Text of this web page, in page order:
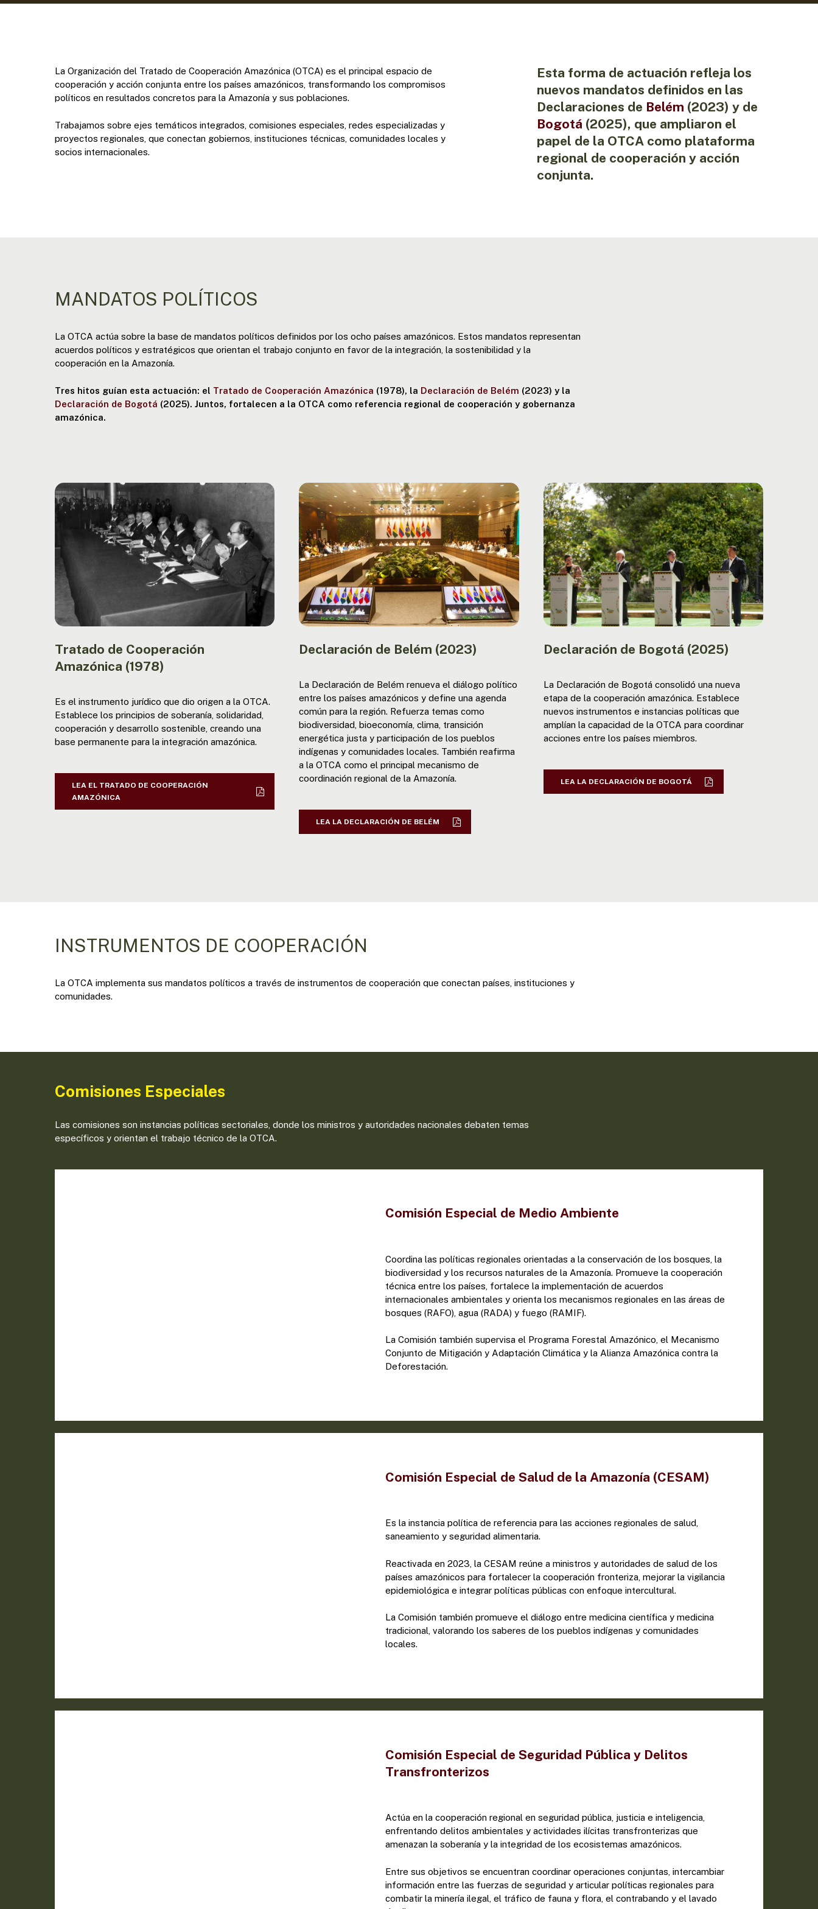
La Organización del Tratado de Cooperación Amazónica (OTCA) es el principal espacio de
cooperación y acción conjunta entre los países amazónicos, transformando los compromisos
políticos en resultados concretos para la Amazonía y sus poblaciones.
Trabajamos sobre ejes temáticos integrados, comisiones especiales, redes especializadas y
proyectos regionales, que conectan gobiernos, instituciones técnicas, comunidades locales y
socios internacionales.
Esta forma de actuación refleja los
nuevos mandatos definidos en las
Declaraciones de Belém (2023) y de
Bogotá (2025), que ampliaron el
papel de la OTCA como plataforma
regional de cooperación y acción
conjunta.
MANDATOS POLÍTICOS
La OTCA actúa sobre la base de mandatos políticos definidos por los ocho países amazónicos. Estos mandatos representan
acuerdos políticos y estratégicos que orientan el trabajo conjunto en favor de la integración, la sostenibilidad y la
cooperación en la Amazonía.
Tres hitos guían esta actuación: el Tratado de Cooperación Amazónica (1978), la Declaración de Belém (2023) y la
Declaración de Bogotá (2025). Juntos, fortalecen a la OTCA como referencia regional de cooperación y gobernanza
amazónica.
Tratado de Cooperación
Amazónica (1978)
Es el instrumento jurídico que dio origen a la OTCA.
Establece los principios de soberanía, solidaridad,
cooperación y desarrollo sostenible, creando una
base permanente para la integración amazónica.
LEA EL TRATADO DE COOPERACIÓN
AMAZÓNICA
Declaración de Belém (2023)
La Declaración de Belém renueva el diálogo político
entre los países amazónicos y define una agenda
común para la región. Refuerza temas como
biodiversidad, bioeconomía, clima, transición
energética justa y participación de los pueblos
indígenas y comunidades locales. También reafirma
a la OTCA como el principal mecanismo de
coordinación regional de la Amazonía.
LEA LA DECLARACIÓN DE BELÉM
Declaración de Bogotá (2025)
La Declaración de Bogotá consolidó una nueva
etapa de la cooperación amazónica. Establece
nuevos instrumentos e instancias políticas que
amplían la capacidad de la OTCA para coordinar
acciones entre los países miembros.
LEA LA DECLARACIÓN DE BOGOTÁ
INSTRUMENTOS DE COOPERACIÓN
La OTCA implementa sus mandatos políticos a través de instrumentos de cooperación que conectan países, instituciones y
comunidades.
Comisiones Especiales
Las comisiones son instancias políticas sectoriales, donde los ministros y autoridades nacionales debaten temas
específicos y orientan el trabajo técnico de la OTCA.
Comisión Especial de Medio Ambiente
Coordina las políticas regionales orientadas a la conservación de los bosques, la
biodiversidad y los recursos naturales de la Amazonía. Promueve la cooperación
técnica entre los países, fortalece la implementación de acuerdos
internacionales ambientales y orienta los mecanismos regionales en las áreas de
bosques (RAFO), agua (RADA) y fuego (RAMIF).
La Comisión también supervisa el Programa Forestal Amazónico, el Mecanismo
Conjunto de Mitigación y Adaptación Climática y la Alianza Amazónica contra la
Deforestación.
Comisión Especial de Salud de la Amazonía (CESAM)
Es la instancia política de referencia para las acciones regionales de salud,
saneamiento y seguridad alimentaria.
Reactivada en 2023, la CESAM reúne a ministros y autoridades de salud de los
países amazónicos para fortalecer la cooperación fronteriza, mejorar la vigilancia
epidemiológica e integrar políticas públicas con enfoque intercultural.
La Comisión también promueve el diálogo entre medicina científica y medicina
tradicional, valorando los saberes de los pueblos indígenas y comunidades
locales.
Comisión Especial de Seguridad Pública y Delitos
Transfronterizos
Actúa en la cooperación regional en seguridad pública, justicia e inteligencia,
enfrentando delitos ambientales y actividades ilícitas transfronterizas que
amenazan la soberanía y la integridad de los ecosistemas amazónicos.
Entre sus objetivos se encuentran coordinar operaciones conjuntas, intercambiar
información entre las fuerzas de seguridad y articular políticas regionales para
combatir la minería ilegal, el tráfico de fauna y flora, el contrabando y el lavado